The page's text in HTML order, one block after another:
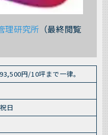
理研究所 （最終閲覧
円/10坪まで一律。
日